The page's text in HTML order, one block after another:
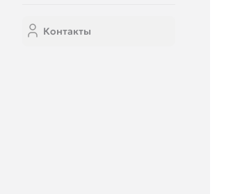
Контакты